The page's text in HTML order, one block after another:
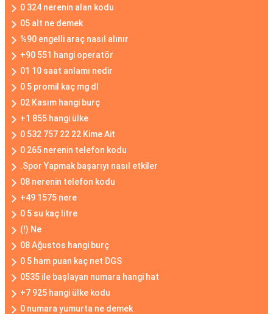
0 324 nerenin alan kodu
05 alt ne demek
%90 engelli araç nasıl alınır
+90 551 hangi operatör
01 10 saat anlamı nedir
0 5 promil kaç mg dl
02 Kasım hangi burç
+1 855 hangi ülke
0 532 757 22 22 Kime Ait
0 265 nerenin telefon kodu
.Spor Yapmak başarıyı nasıl etkiler
08 nerenin telefon kodu
+49 1575 nere
0 5 su kaç litre
(!) Ne
08 Ağustos hangi burç
0 5 ham puan kaç net DGS
0535 ile başlayan numara hangi hat
+7 925 hangi ülke kodu
0 numara yumurta ne demek